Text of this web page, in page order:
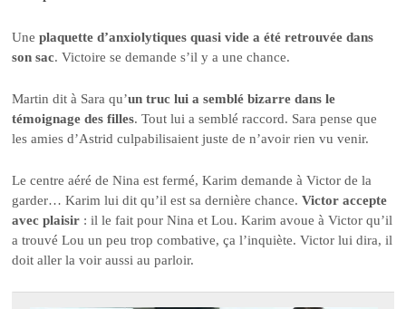
Uneplaquette d’anxiolytiques quasi vide a été retrouvée dans
son sac. Victoire se demande s’il y a une chance.
Martin dit à Sara qu’un truc lui a semblé bizarre dans le
témoignage des filles. Tout lui a semblé raccord. Sara pense que
les amies d’Astrid culpabilisaient juste de n’avoir rien vu venir.
Le centre aéré de Nina est fermé, Karim demande à Victor de la
garder… Karim lui dit qu’il est sa dernière chance.Victor accepte
avec plaisir : il le fait pour Nina et Lou. Karim avoue à Victor qu’il
a trouvé Lou un peu trop combative, ça l’inquiète. Victor lui dira, il
doit aller la voir aussi au parloir.